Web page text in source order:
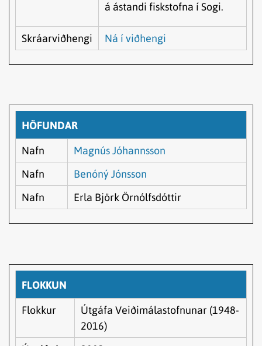
á ástandi fiskstofna í Sogi.
Skráarviðhengi Ná í viðhengi
HÖFUNDAR
Nafn
Magnús Jóhannsson
Nafn
Benóný Jónsson
Nafn
Erla Björk Örnólfsdóttir
FLOKKUN
Flokkur
Útgáfa Veiðimálastofnunar (1948-
2016)